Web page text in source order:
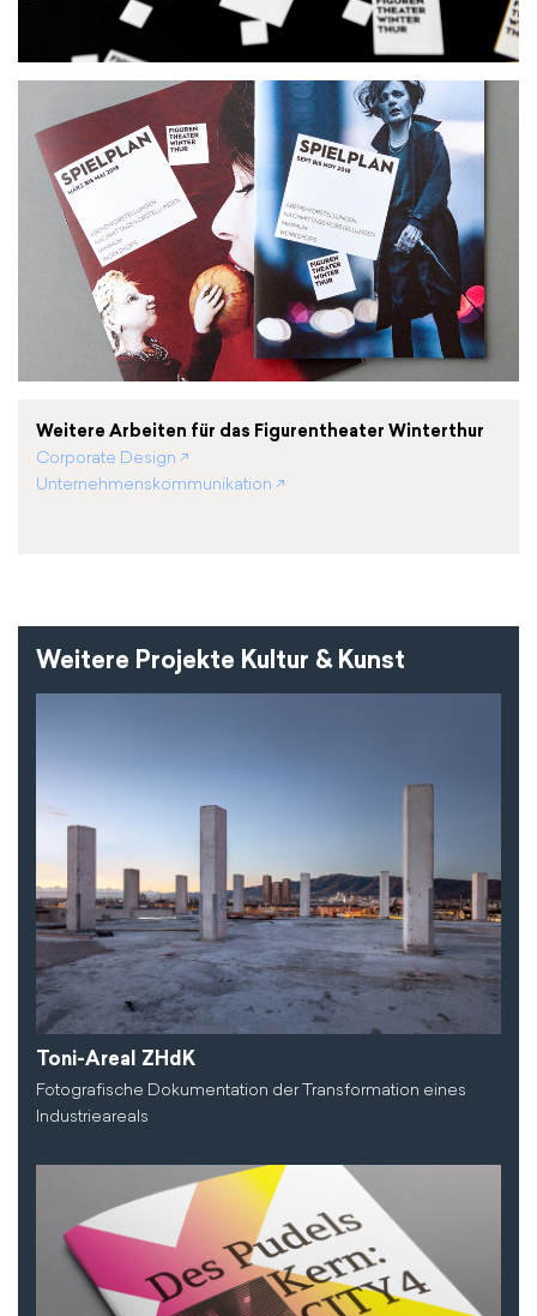
Weitere Arbeiten für das Figurentheater Winterthur
Corporate Design ↗
Unternehmenskommunikation ↗
Weitere Projekte Kultur & Kunst
Toni-Areal ZHdK
Fotografische Dokumentation der Transformation eines
Industrieareals